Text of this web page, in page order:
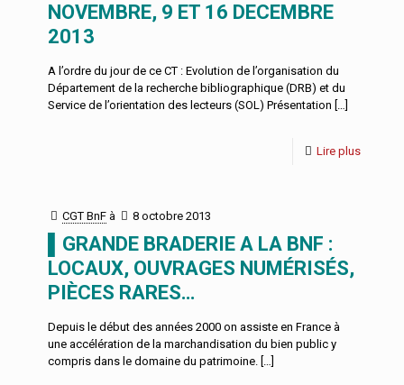
NOVEMBRE, 9 ET 16 DECEMBRE
2013
A l’ordre du jour de ce CT : Evolution de l’organisation du
Département de la recherche bibliographique (DRB) et du
Service de l’orientation des lecteurs (SOL) Présentation […]
Lire plus
CGT BnF à 8 octobre 2013
▌GRANDE BRADERIE A LA BNF :
LOCAUX, OUVRAGES NUMÉRISÉS,
PIÈCES RARES…
Depuis le début des années 2000 on assiste en France à
une accélération de la marchandisation du bien public y
compris dans le domaine du patrimoine. […]